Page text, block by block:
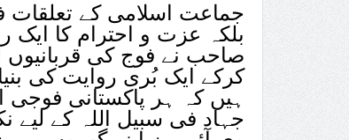
جماعت اسلامی کے
بلکہ عزت و احترام کا ایک
صاحب نے فوج کی قربانیوں
کرکے ایک بُری روایت کی
ہیں کہ ہر پاکستانی فوجی
جہاد فی سبیل اللہ کے لیے